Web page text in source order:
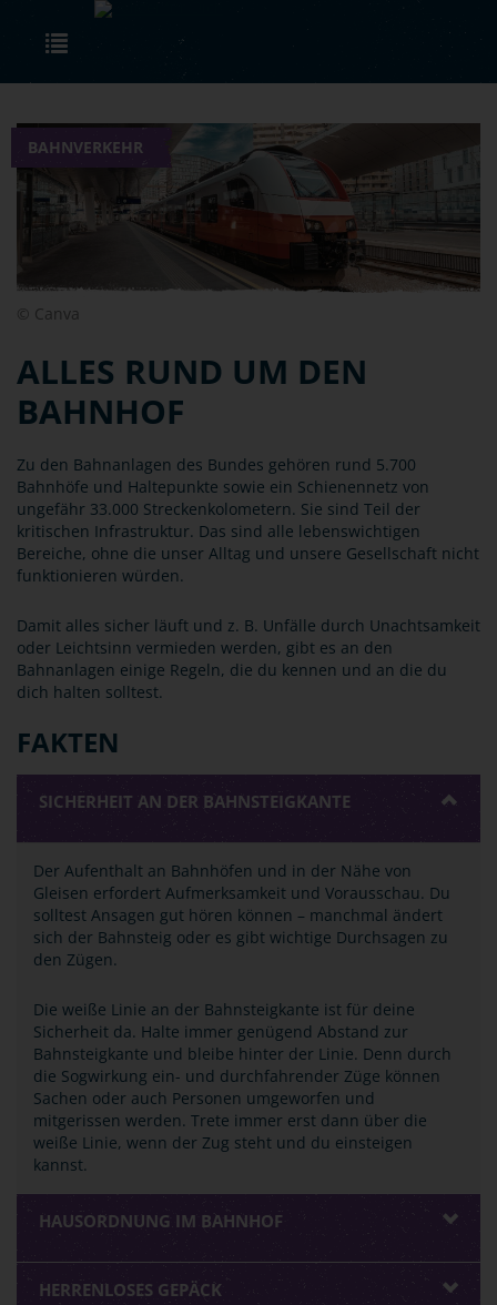
Skip to main content
BAHNVERKEHR
© Canva
ALLES RUND UM DEN
BAHNHOF
Zu den Bahnanlagen des Bundes gehören rund 5.700
Bahnhöfe und Haltepunkte sowie ein Schienennetz von
ungefähr 33.000 Streckenkolometern. Sie sind Teil der
kritischen Infrastruktur. Das sind alle lebenswichtigen
Bereiche, ohne die unser Alltag und unsere Gesellschaft nicht
funktionieren würden.
Damit alles sicher läuft und z. B. Unfälle durch Unachtsamkeit
oder Leichtsinn vermieden werden, gibt es an den
Bahnanlagen einige Regeln, die du kennen und an die du
dich halten solltest.
FAKTEN
SICHERHEIT AN DER BAHNSTEIGKANTE
Der Aufenthalt an Bahnhöfen und in der Nähe von
Gleisen erfordert Aufmerksamkeit und Vorausschau. Du
solltest Ansagen gut hören können – manchmal ändert
sich der Bahnsteig oder es gibt wichtige Durchsagen zu
den Zügen.
Die weiße Linie an der Bahnsteigkante ist für deine
Sicherheit da. Halte immer genügend Abstand zur
Bahnsteigkante und bleibe hinter der Linie. Denn durch
die Sogwirkung ein- und durchfahrender Züge können
Sachen oder auch Personen umgeworfen und
mitgerissen werden. Trete immer erst dann über die
weiße Linie, wenn der Zug steht und du einsteigen
kannst.
HAUSORDNUNG IM BAHNHOF
HERRENLOSES GEPÄCK